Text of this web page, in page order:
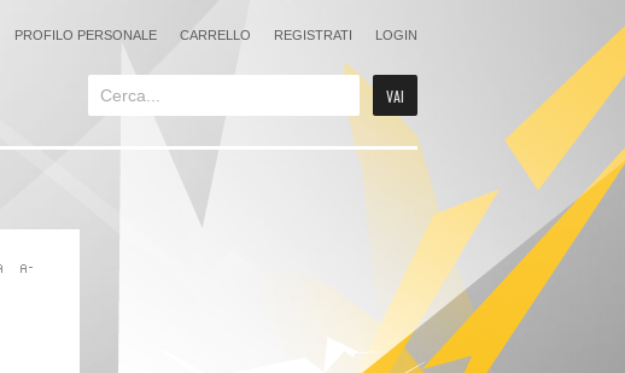
PROFILO PERSONALE CARRELLO REGISTRATI LOGIN